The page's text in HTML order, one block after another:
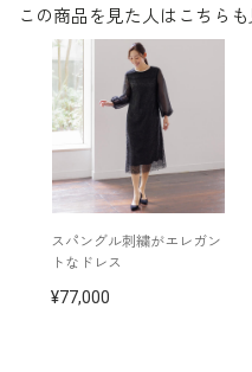
その他
※モデル着用：
イヤリング /
ネックレス /
バッグ /
5522202-
※モデル：身長
この商品を見た人はこちら
スパングル刺繍がエレガン
トなドレス
77,000